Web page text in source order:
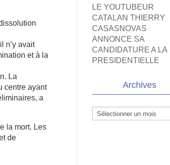
n’y avait
et à la
La
centre ayant
a
la mort. Les
de
LE YOUTUBEUR
CATALAN THIERRY
CASASNOVAS
ANNONCE SA
CANDIDATURE A LA
PRESIDENTIELLE
Archives
Archives